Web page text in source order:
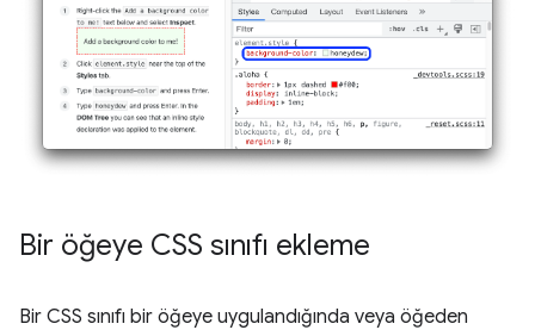
Bir öğeye CSS sınıfı ekleme
Bir CSS sınıfı bir öğeye uygulandığında veya öğeden